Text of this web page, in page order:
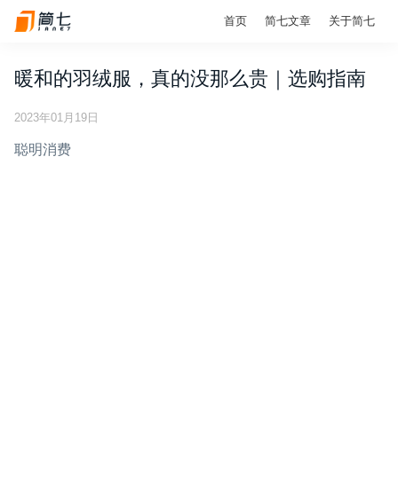
首页 简七文章 关于简七
暖和的羽绒服，真的没那么贵｜选购指南
2023年01月19日
聪明消费